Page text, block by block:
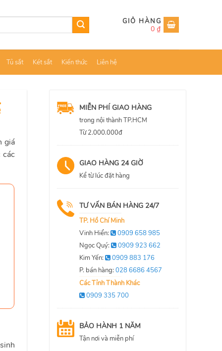
0 ₫
Tủ sắt Két sắt Kiến thức Liên hệ
giá
các
MIỄN PHÍ GIAO HÀNG
trong nội thành TP.HCM
Từ 2.000.000đ
GIAO HÀNG 24 GIỜ
Kể từ lúc đặt hàng
TƯ VẤN BÁN HÀNG 24/7
TP. Hồ Chí Minh
Vinh Hiển:
0909 658 985
Ngọc Quý:
0909 923 662
Kim Yến:
0909 883 176
P. bán hàng: 028 6686 4567
Các Tỉnh Thành Khác
0909 335 700
BẢO HÀNH 1 NĂM
Tận nơi và miễn phí